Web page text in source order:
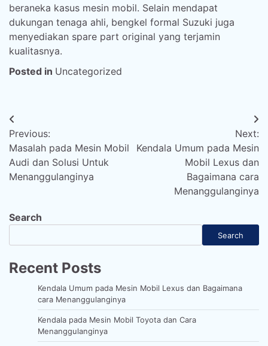
beraneka kasus mesin mobil. Selain mendapat
dukungan tenaga ahli, bengkel formal Suzuki juga
menyediakan spare part original yang terjamin
kualitasnya.
Posted in Uncategorized
Post
navigation
Previous:
Masalah pada Mesin Mobil
Audi dan Solusi Untuk
Menanggulanginya
Next:
Kendala Umum pada Mesin
Mobil Lexus dan
Bagaimana cara
Menanggulanginya
Search
Search
Recent Posts
Kendala Umum pada Mesin Mobil Lexus dan Bagaimana
cara Menanggulanginya
Kendala pada Mesin Mobil Toyota dan Cara
Menanggulanginya